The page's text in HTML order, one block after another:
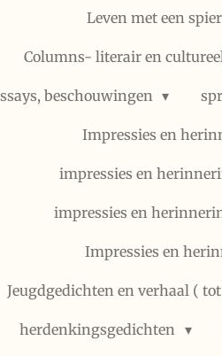
Leven met een
Columns- literair en
beschouwingen
Impressies en
impressies en
impressies en
Impressies en
Jeugdgedichten en verhaal ( tot
herdenkingsgedichten